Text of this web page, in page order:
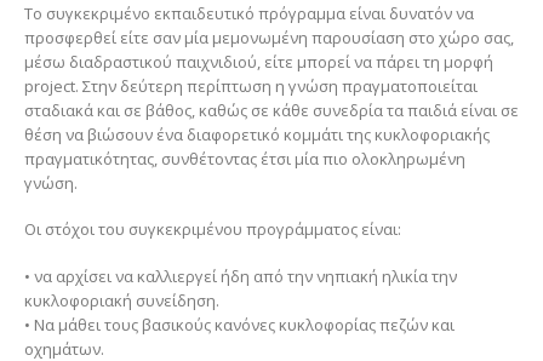
Το συγκεκριμένο εκπαιδευτικό πρόγραμμα είναι δυνατόν να
προσφερθεί είτε σαν μία μεμονωμένη παρουσίαση στο χώρο σας,
μέσω διαδραστικού παιχνιδιού, είτε μπορεί να πάρει τη μορφή
project. Στην δεύτερη περίπτωση η γνώση πραγματοποιείται
σταδιακά και σε βάθος, καθώς σε κάθε συνεδρία τα παιδιά είναι σε
θέση να βιώσουν ένα διαφορετικό κομμάτι της κυκλοφοριακής
πραγματικότητας, συνθέτοντας έτσι μία πιο ολοκληρωμένη
γνώση.
Οι στόχοι του συγκεκριμένου προγράμματος είναι:
• να αρχίσει να καλλιεργεί ήδη από την νηπιακή ηλικία την
κυκλοφοριακή συνείδηση.
• Να μάθει τους βασικούς κανόνες κυκλοφορίας πεζών και
οχημάτων.